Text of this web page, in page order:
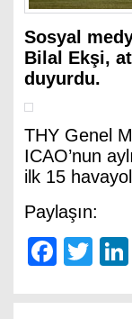
Sosyal
Bilal Ekşi,
duyurdu.
THY Genel
ICAO’nun
ilk 15
Paylaşın: